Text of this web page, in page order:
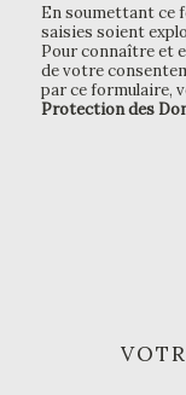
En soumettant ce
saisies soient
Pour connaître et
de votre
par ce formulaire,
Protection des